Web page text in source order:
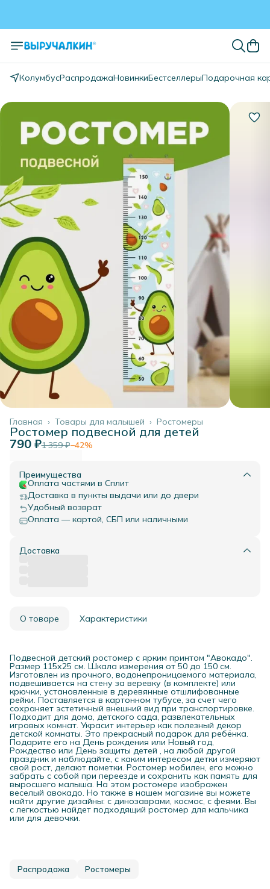
КолумбусРаспродажаНовинкиБестселлерыПодарочная
Ростомеры
Товары для малышей ›
Главная ›
Ростомер подвесной для детей
790 ₽1 359 ₽−42%
Преимущества
Оплата частями в Сплит
Доставка в пункты выдачи или до двери
Удобный возврат
Оплата — картой, СБП или наличными
Доставка
О товаре Характеристики
Подвесной детский ростомер с ярким принтом "Авокадо".
Размер 115х25 см. Шкала измерения от 50 до 150 см.
Изготовлен из прочного, водонепроницаемого материала,
подвешивается на стену за веревку (в комплекте) или
крючки, установленные в деревянные отшлифованные
рейки. Поставляется в картонном тубусе, за счет чего
сохраняет эстетичный внешний вид при транспортировке.
Подходит для дома, детского сада, развлекательных
игровых комнат. Украсит интерьер как полезный декор
детской комнаты. Это прекрасный подарок для ребёнка.
Подарите его на День рождения или Новый год,
Рождество или День защиты детей , на любой другой
праздник и наблюдайте, с каким интересом детки измеряют
свой рост, делают пометки. Ростомер мобилен, его можно
забрать с собой при переезде и сохранить как память для
выросшего малыша. На этом ростомере изображен
веселый авокадо. Но также в нашем магазине вы можете
найти другие дизайны: с динозаврами, космос, с феями. Вы
с легкостью найдет подходящий ростомер для мальчика
или для девочки.
Распродажа Ростомеры